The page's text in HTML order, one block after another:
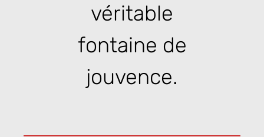
véritable
fontaine de
jouvence.